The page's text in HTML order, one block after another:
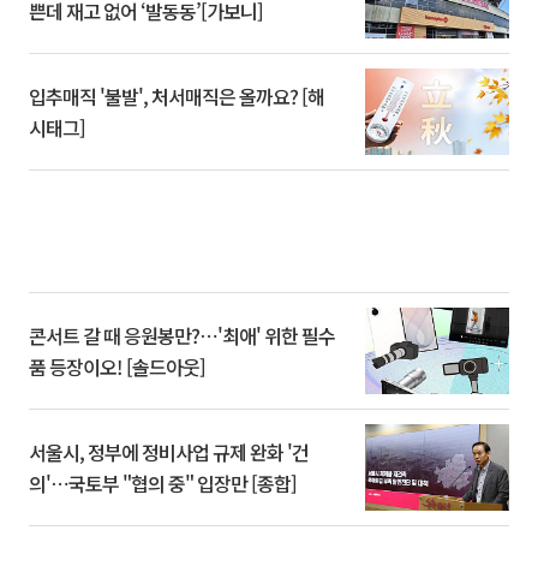
쁜데 재고 없어 ‘발동동’[가보니]
입추매직 '불발', 처서매직은 올까요? [해
시태그]
콘서트 갈 때 응원봉만?⋯'최애' 위한 필수
품 등장이오! [솔드아웃]
서울시, 정부에 정비사업 규제 완화 '건
의'⋯국토부 "협의 중" 입장만 [종합]